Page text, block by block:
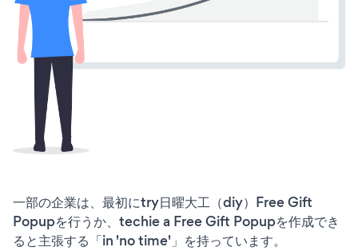
一部の企業は、最初にtry日曜大工（diy）Free Gift
Popupを行うか、techie a Free Gift Popupを作成でき
ると主張する「in 'no time'」を持っています。